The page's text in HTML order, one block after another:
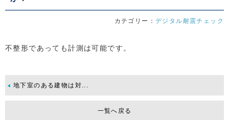
カテゴリー： デジタル耐震チェック
不整形であっても計測は可能です。
地下室のある建物は対...
一覧へ戻る